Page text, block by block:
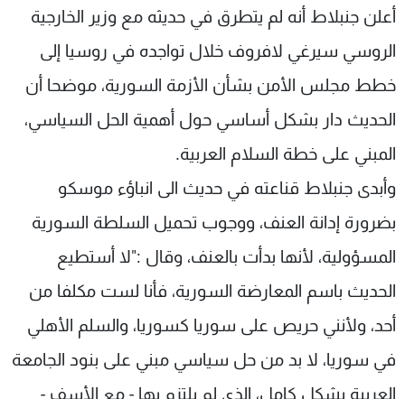
أعلن جنبلاط أنه لم يتطرق في حديثه مع وزير الخارجية
الروسي سيرغي لافروف خلال تواجده في روسيا إلى
خطط مجلس الأمن بشأن الأزمة السورية، موضحا أن
الحديث دار بشكل أساسي حول أهمية الحل السياسي،
المبني على خطة السلام العربية.
وأبدى جنبلاط قناعته في حديث الى انباؤء موسكو
بضرورة إدانة العنف، ووجوب تحميل السلطة السورية
المسؤولية، لأنها بدأت بالعنف، وقال :"لا أستطيع
الحديث باسم المعارضة السورية، فأنا لست مكلفا من
أحد، ولأنني حريص على سوريا كسوريا، والسلم الأهلي
في سوريا، لا بد من حل سياسي مبني على بنود الجامعة
العربية بشكل كامل، الذي لم يلتزم بها - مع الأسف -
عن MTV
الإنـتـاج
لاعلاناتكم
وظائف
تواصل معنا
شروط الإسـتخدام